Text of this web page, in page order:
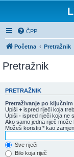
ČPP
Početna Pretražnik
Pretražnik
PRETRAŽNIK
Pretraživanje po ključnim
Upiši + ispred riječi koja
Upiši - ispred riječi koja ne
Ako samo jedna riječ može
Možeš koristiti * kao
Sve riječi
Bilo koja riječ